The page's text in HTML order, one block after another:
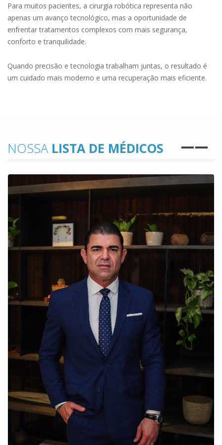
Para muitos pacientes, a cirurgia robótica representa não
apenas um avanço tecnológico, mas a oportunidade de
enfrentar tratamentos complexos com mais segurança,
conforto e tranquilidade.
Quando precisão e tecnologia trabalham juntas, o resultado é
um cuidado mais moderno e uma recuperação mais eficiente.
NOSSA LISTA DE MÉDICOS